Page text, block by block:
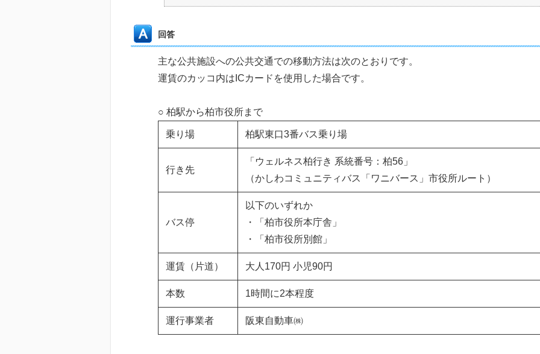
回答
主な公共施設への公共交通での移動方法は次のとおりです。
運賃のカッコ内はICカードを使用した場合です。
○ 柏駅から柏市役所まで
乗り場 柏駅東口3番バス乗り場
行き先
「ウェルネス柏行き 系統番号：柏56」
（かしわコミュニティバス「ワニバース」市役所ルート）
バス停
以下のいずれか
・「柏市役所本庁舎」
・「柏市役所別館」
運賃（片道） 大人170円 小児90円
本数 1時間に2本程度
運行事業者 阪東自動車㈱